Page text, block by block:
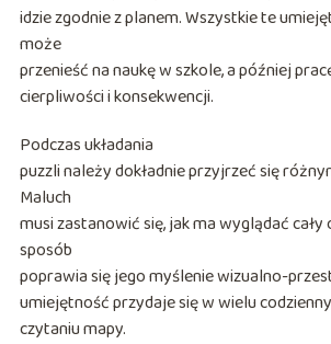
idzie zgodnie z planem. Wszystkie te
może
przenieść na naukę w szkole, a później
cierpliwości i konsekwencji.
Podczas układania
puzzli należy dokładnie przyjrzeć się
Maluch
musi zastanowić się, jak ma wyglądać cały
sposób
poprawia się jego myślenie wizualno-
umiejętność przydaje się w wielu
czytaniu mapy.